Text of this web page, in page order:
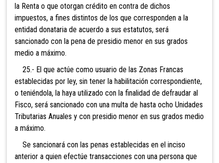
la Renta o que otorgan crédito en contra de dichos
impuestos, a fines distintos de los que corresponden a la
entidad donataria de acuerdo a sus estatutos, será
sancionado con la pena de presidio menor en sus grados
medio a máximo.
25.- El que actúe como usuario de las Zonas Francas
establecidas por ley, sin tener la habilitación correspondiente,
o teniéndola, la haya utilizado con la finalidad de defraudar al
Fisco, será sancionado con una multa de hasta ocho Unidades
Tributarias Anuales y con presidio menor en sus grados medio
a máximo.
Se sancionará con las penas establecidas en el inciso
anterior a quien efectúe transacciones con una persona que